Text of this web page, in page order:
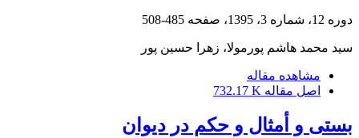
دوره 12، شماره 3، 1395، صفحه 485-508
سید محمد هاشم پورمولا، زهرا حسین پور
مشاهده مقاله
اصل مقاله 732.17 K
بستی و أمثال و حکم در دیوان